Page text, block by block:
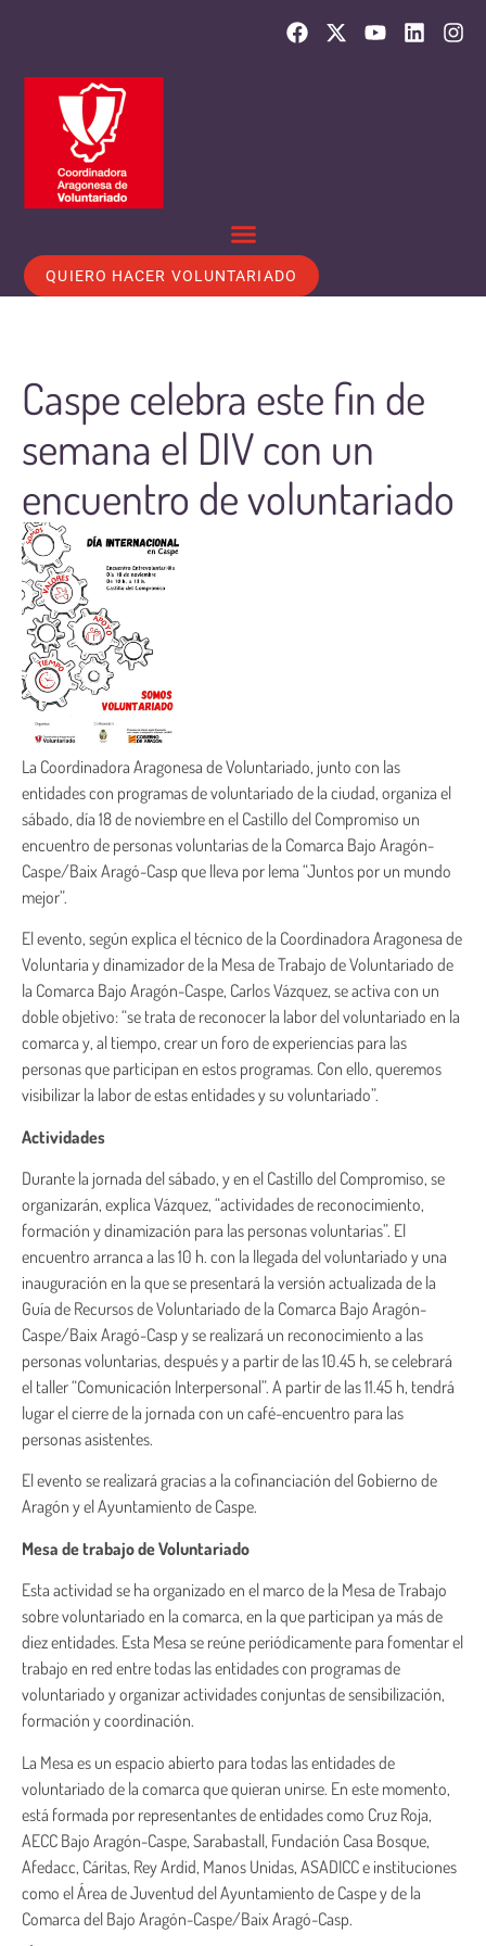
QUIERO HACER VOLUNTARIADO
Caspe celebra este fin de
semana el DIV con un
encuentro de voluntariado
La Coordinadora Aragonesa de Voluntariado, junto con las
entidades con programas de voluntariado de la ciudad, organiza el
sábado, día 18 de noviembre en el Castillo del Compromiso un
encuentro de personas voluntarias de la Comarca Bajo Aragón-
Caspe/Baix Aragó-Casp que lleva por lema “Juntos por un mundo
mejor”.
El evento, según explica el técnico de la Coordinadora Aragonesa de
Voluntaria y dinamizador de la Mesa de Trabajo de Voluntariado de
la Comarca Bajo Aragón-Caspe, Carlos Vázquez, se activa con un
doble objetivo: “se trata de reconocer la labor del voluntariado en la
comarca y, al tiempo, crear un foro de experiencias para las
personas que participan en estos programas. Con ello, queremos
visibilizar la labor de estas entidades y su voluntariado”.
Actividades
Durante la jornada del sábado, y en el Castillo del Compromiso, se
organizarán, explica Vázquez, “actividades de reconocimiento,
formación y dinamización para las personas voluntarias”. El
encuentro arranca a las 10 h. con la llegada del voluntariado y una
inauguración en la que se presentará la versión actualizada de la
Guía de Recursos de Voluntariado de la Comarca Bajo Aragón-
Caspe/Baix Aragó-Casp y se realizará un reconocimiento a las
personas voluntarias, después y a partir de las 10.45 h, se celebrará
el taller “Comunicación Interpersonal”. A partir de las 11.45 h, tendrá
lugar el cierre de la jornada con un café-encuentro para las
personas asistentes.
El evento se realizará gracias a la cofinanciación del Gobierno de
Aragón y el Ayuntamiento de Caspe.
Mesa de trabajo de Voluntariado
Esta actividad se ha organizado en el marco de la Mesa de Trabajo
sobre voluntariado en la comarca, en la que participan ya más de
diez entidades. Esta Mesa se reúne periódicamente para fomentar el
trabajo en red entre todas las entidades con programas de
voluntariado y organizar actividades conjuntas de sensibilización,
formación y coordinación.
La Mesa es un espacio abierto para todas las entidades de
voluntariado de la comarca que quieran unirse. En este momento,
está formada por representantes de entidades como Cruz Roja,
AECC Bajo Aragón-Caspe, Sarabastall, Fundación Casa Bosque,
Afedacc, Cáritas, Rey Ardid, Manos Unidas, ASADICC e instituciones
como el Área de Juventud del Ayuntamiento de Caspe y de la
Comarca del Bajo Aragón-Caspe/Baix Aragó-Casp.